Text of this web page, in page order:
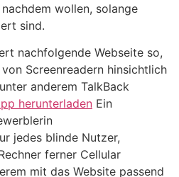
wollen, solange
sind.
nachfolgende Webseite so,
Screenreadern hinsichtlich
anderem TalkBack
herunterladen Ein
jedes blinde Nutzer,
ferner Cellular
mit das Website passend